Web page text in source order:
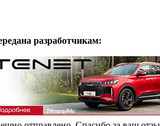
разработчикам: